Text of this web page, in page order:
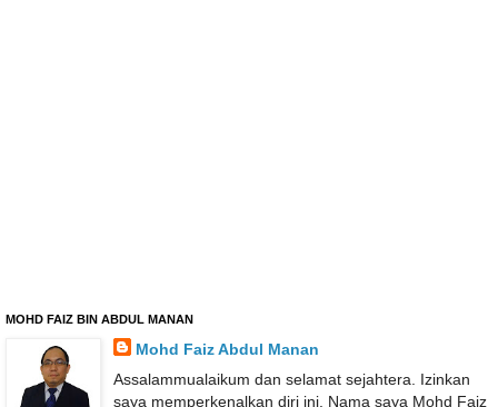
MOHD FAIZ BIN ABDUL MANAN
Mohd Faiz Abdul Manan
Assalammualaikum dan selamat sejahtera. Izinkan
saya memperkenalkan diri ini. Nama saya Mohd Faiz